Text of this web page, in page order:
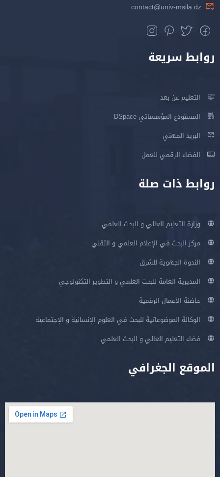
contact@univ-msila.dz
روابط سريعة
التعليم عن بعد
المستودع المؤسساتي DSpace
البريد المهني
الفضاء الرقمي للعمل
روابط ذات صلة
وزارة التعليم العالي و البحث العلمي
مركز البحث في الإعلام العلمي و التقني
الندوة الجهوية للشرق
المديرية العامة للبحث العلمي و التطوير التكنولوجي
حاضنة الأعمال الرقمية
الوكالة الموضوعاتية للبحث في العلوم الإنسانية و الإجتماعية
فضاء التعليم العالي و البحث العلمي
الموقع الجغرافي